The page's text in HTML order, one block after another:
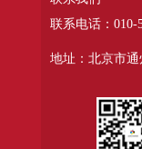
联系电话：010-
地址：北京市通